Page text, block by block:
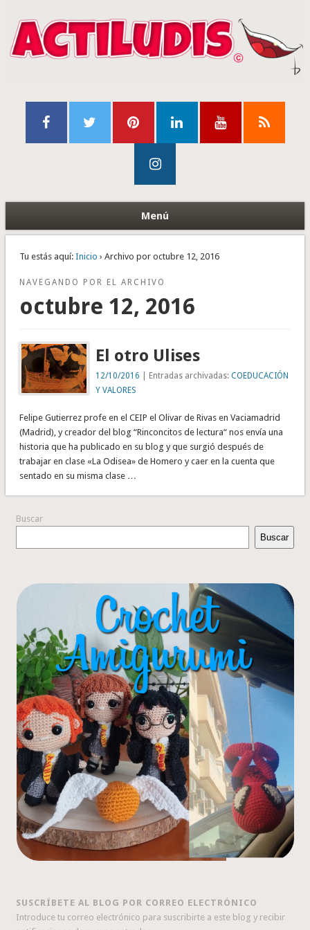
Menú
Tu estás aquí: Inicio › Archivo por octubre 12, 2016
NAVEGANDO POR EL ARCHIVO
octubre 12, 2016
El otro Ulises
12/10/2016 | Entradas archivadas:COEDUCACIÓN
Y VALORES
Felipe Gutierrez profe en el CEIP el Olivar de Rivas en Vaciamadrid
(Madrid), y creador del blog “Rinconcitos de lectura“ nos envía una
historia que ha publicado en su blog y que surgió después de
trabajar en clase «La Odisea» de Homero y caer en la cuenta que
sentado en su misma clase …
Buscar
Buscar
SUSCRÍBETE AL BLOG POR CORREO ELECTRÓNICO
Introduce tu correo electrónico para suscribirte a este blog y recibir